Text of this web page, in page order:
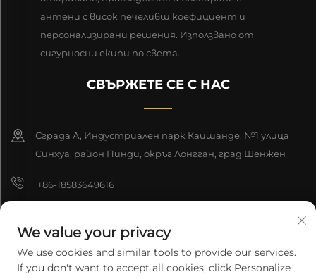
антени с висок печеливш коефициент и
персонализирани решения. Използвано от
сигурносни екипи по света.
СВЪРЖЕТЕ СЕ С НАС
Сграда А, Индустриален парк Каишанде, №1 улица
Синхуа, район Пинди, окръг Лонгган, град Шенжен
+86-18583649616
8618165761396
We value your privacy
We use cookies and similar tools to provide our services.
If you don't want to accept all cookies, click Personalize